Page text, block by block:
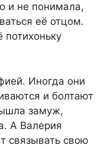
и не понимала,
её отцом.
Иногда они
и болтают
замуж,
А Валерия
связывать свою